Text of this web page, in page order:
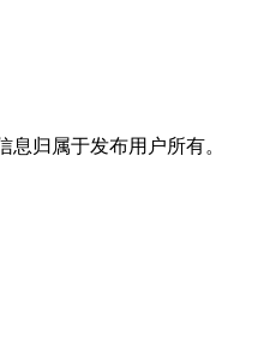
息归属于发布用户所有。